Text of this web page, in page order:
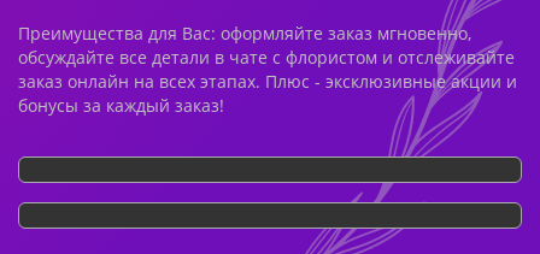
Преимущества для Вас: оформляйте заказ мгновенно,
обсуждайте все детали в чате с флористом и отслеживайте
заказ онлайн на всех этапах. Плюс - эксклюзивные акции и
бонусы за каждый заказ!